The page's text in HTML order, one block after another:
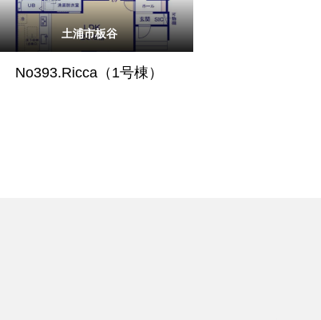
土浦市板谷
No393.Ricca（1号棟）